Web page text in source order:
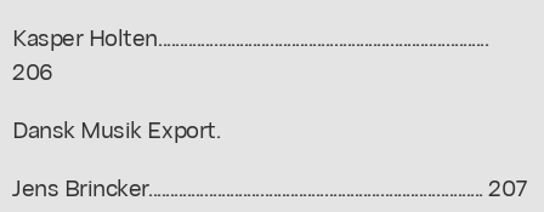
Kasper Holten.............................................................................
206
Dansk Musik Export.
Jens Brincker.............................................................................. 207